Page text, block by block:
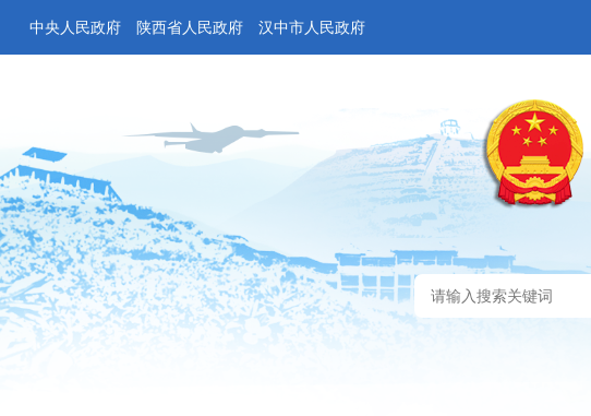
中央人民政府 陕西省人民政府 汉中市人民政府